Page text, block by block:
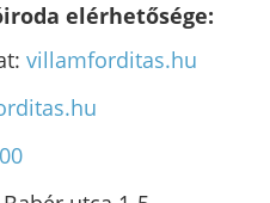
elérhetősége:
villamforditas.hu